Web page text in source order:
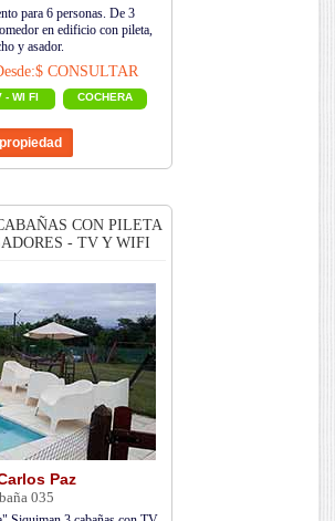
para 6 personas. De 3
en edificio con pileta,
y asador.
CONSULTAR
- WI FI COCHERA
CON PILETA
- TV Y WIFI
Paz
035